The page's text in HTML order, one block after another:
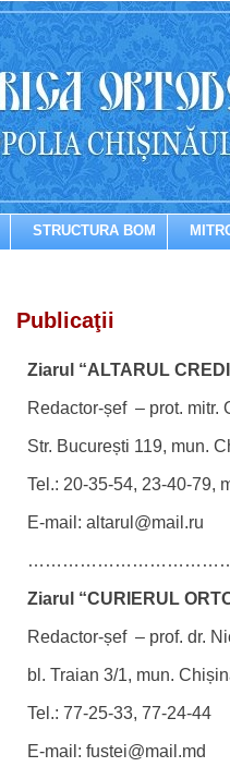
STRUCTURA BOM
Publicaţii
Ziarul “ALTARUL
Redactor-șef – prot. mitr.
Str. București 119, mun.
Tel.: 20-35-54, 23-40-79,
E-mail: altarul@mail.ru
Ziarul “CURIERUL
Redactor-șef – prof. dr.
bl. Traian 3/1, mun.
Tel.: 77-25-33, 77-24-44
E-mail: fustei@mail.md